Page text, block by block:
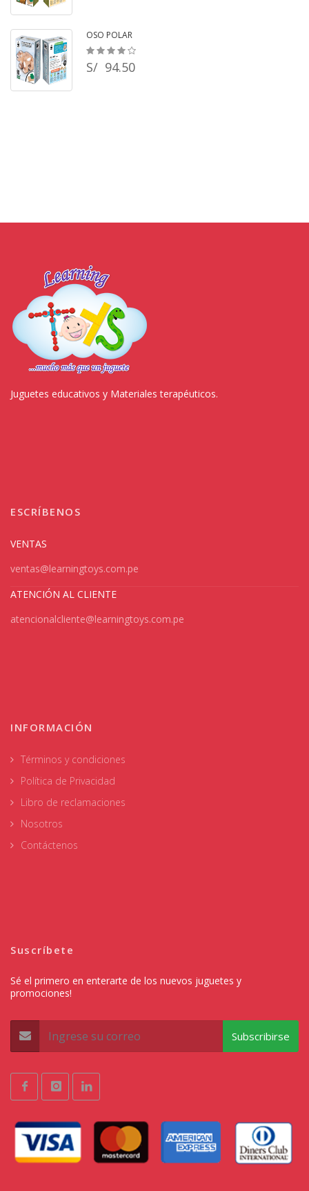
OSO POLAR
S/ 94.50
Juguetes educativos y Materiales terapéuticos.
ESCRÍBENOS
VENTAS
ventas@learningtoys.com.pe
ATENCIÓN AL CLIENTE
atencionalcliente@learningtoys.com.pe
INFORMACIÓN
Términos y condiciones
Política de Privacidad
Libro de reclamaciones
Nosotros
Contáctenos
Suscríbete
Sé el primero en enterarte de los nuevos juguetes y
promociones!
Subscribirse